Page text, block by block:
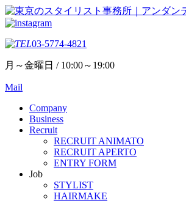
03-5774-4821
月～金曜日 / 10:00～19:00
Mail
Company
Business
Recruit
RECRUIT ANIMATO
RECRUIT APERTO
ENTRY FORM
Job
STYLIST
HAIRMAKE